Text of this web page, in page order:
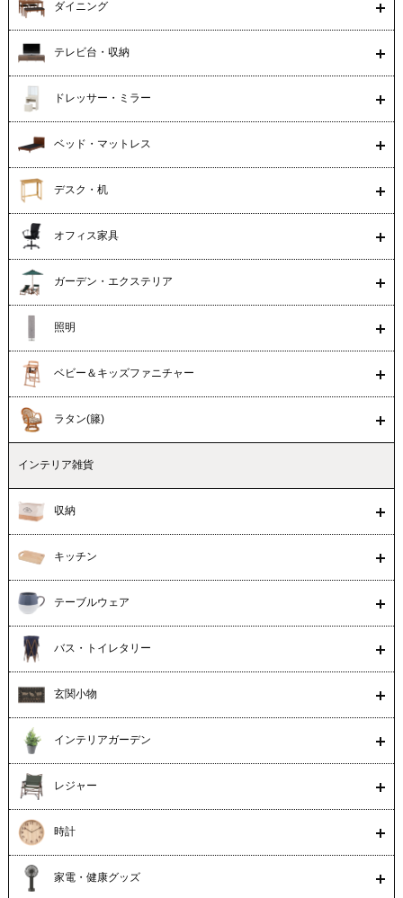
ダイニング
テレビ台・収納
ドレッサー・ミラー
ベッド・マットレス
デスク・机
オフィス家具
ガーデン・エクステリア
照明
ベビー＆キッズファニチャー
ラタン(籐)
インテリア雑貨
収納
キッチン
テーブルウェア
バス・トイレタリー
玄関小物
インテリアガーデン
レジャー
時計
家電・健康グッズ